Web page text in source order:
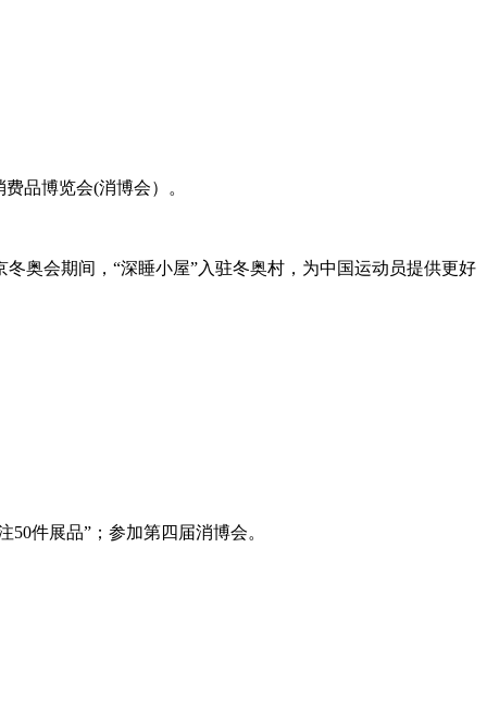
品博览会(消博会）。
奥会期间，“深睡小屋”入驻冬奥村，为中国运动员提供更好
件展品”；参加第四届消博会。